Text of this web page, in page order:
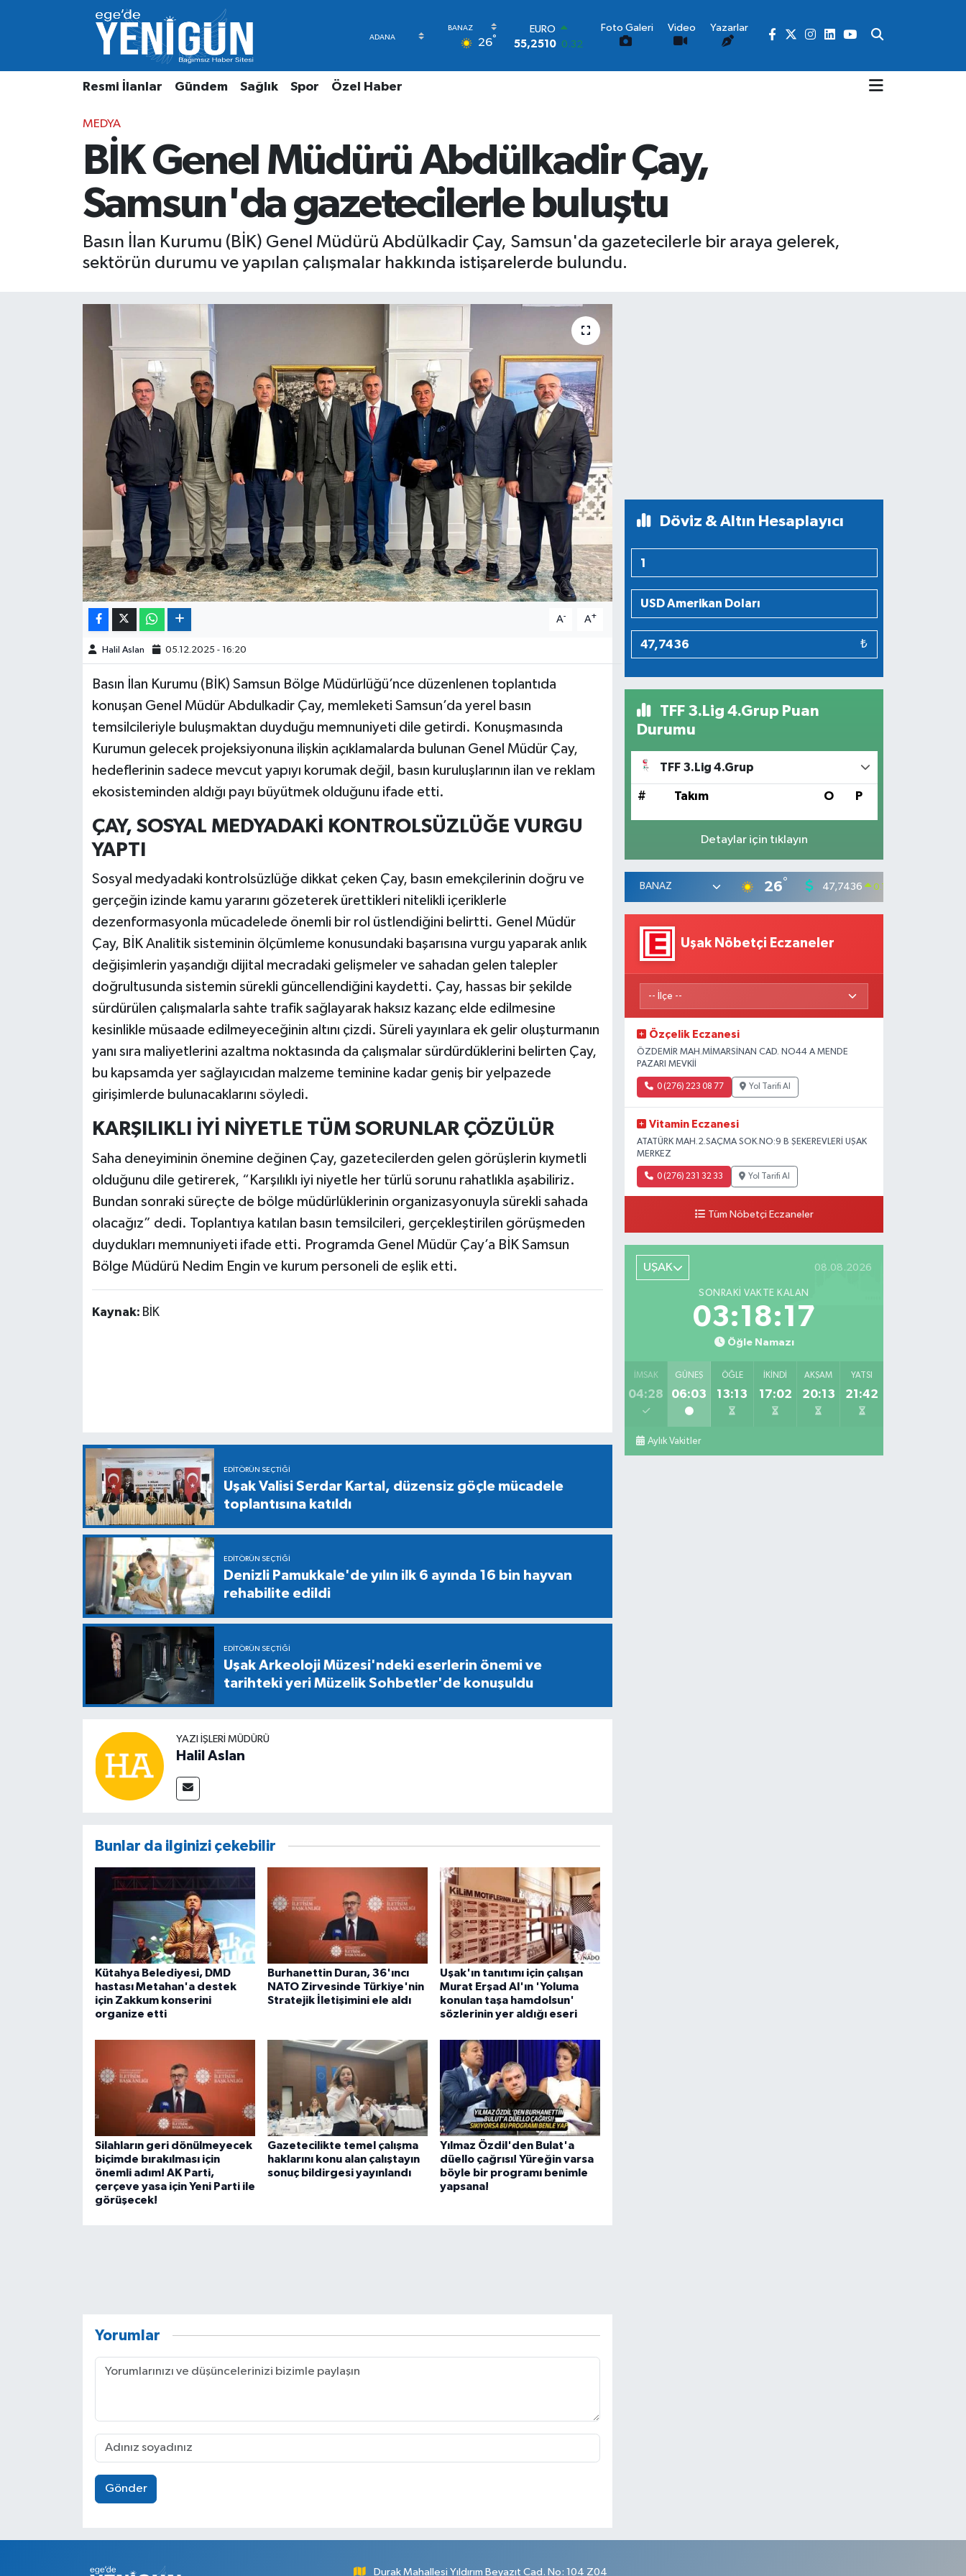
26°
STERLİN
64,4811 0.38
6660.55 0.03
47,7436 0.18
55,2510
0.32
Foto Galeri Video Yazarlar
Resmi İlanlar Gündem Sağlık Spor Özel Haber
MEDYA
BİK Genel Müdürü Abdülkadir Çay,
Samsun'da gazetecilerle buluştu
Basın İlan Kurumu (BİK) Genel Müdürü Abdülkadir Çay, Samsun'da gazetecilerle bir araya gelerek,
sektörün durumu ve yapılan çalışmalar hakkında istişarelerde bulundu.
A- A+
Halil Aslan 05.12.2025 - 16:20
Basın İlan Kurumu (BİK) Samsun Bölge Müdürlüğü’nce düzenlenen toplantıda
konuşan Genel Müdür Abdulkadir Çay, memleketi Samsun’da yerel basın
temsilcileriyle buluşmaktan duyduğu memnuniyeti dile getirdi. Konuşmasında
Kurumun gelecek projeksiyonuna ilişkin açıklamalarda bulunan Genel Müdür Çay,
hedeflerinin sadece mevcut yapıyı korumak değil, basın kuruluşlarının ilan ve reklam
ekosisteminden aldığı payı büyütmek olduğunu ifade etti.
ÇAY, SOSYAL MEDYADAKİ KONTROLSÜZLÜĞE VURGU
YAPTI
Sosyal medyadaki kontrolsüzlüğe dikkat çeken Çay, basın emekçilerinin doğru ve
gerçeğin izinde kamu yararını gözeterek ürettikleri nitelikli içeriklerle
dezenformasyonla mücadelede önemli bir rol üstlendiğini belirtti. Genel Müdür
Çay, BİK Analitik sisteminin ölçümleme konusundaki başarısına vurgu yaparak anlık
değişimlerin yaşandığı dijital mecradaki gelişmeler ve sahadan gelen talepler
doğrultusunda sistemin sürekli güncellendiğini kaydetti. Çay, hassas bir şekilde
sürdürülen çalışmalarla sahte trafik sağlayarak haksız kazanç elde edilmesine
kesinlikle müsaade edilmeyeceğinin altını çizdi. Süreli yayınlara ek gelir oluşturmanın
yanı sıra maliyetlerini azaltma noktasında da çalışmalar sürdürdüklerini belirten Çay,
bu kapsamda yer sağlayıcıdan malzeme teminine kadar geniş bir yelpazede
girişimlerde bulunacaklarını söyledi.
KARŞILIKLI İYİ NİYETLE TÜM SORUNLAR ÇÖZÜLÜR
Saha deneyiminin önemine değinen Çay, gazetecilerden gelen görüşlerin kıymetli
olduğunu dile getirerek, “Karşılıklı iyi niyetle her türlü sorunu rahatlıkla aşabiliriz.
Bundan sonraki süreçte de bölge müdürlüklerinin organizasyonuyla sürekli sahada
olacağız” dedi. Toplantıya katılan basın temsilcileri, gerçekleştirilen görüşmeden
duydukları memnuniyeti ifade etti. Programda Genel Müdür Çay’a BİK Samsun
Bölge Müdürü Nedim Engin ve kurum personeli de eşlik etti.
Kaynak: BİK
EDITÖRÜN SEÇTIĞI
Uşak Valisi Serdar Kartal, düzensiz göçle mücadele
toplantısına katıldı
EDITÖRÜN SEÇTIĞI
Denizli Pamukkale'de yılın ilk 6 ayında 16 bin hayvan
rehabilite edildi
EDITÖRÜN SEÇTIĞI
Uşak Arkeoloji Müzesi'ndeki eserlerin önemi ve
tarihteki yeri Müzelik Sohbetler'de konuşuldu
YAZI İŞLERİ MÜDÜRÜ
Halil Aslan
Bunlar da ilginizi çekebilir
Kütahya Belediyesi, DMD
hastası Metahan'a destek
için Zakkum konserini
organize etti
Burhanettin Duran, 36'ıncı
NATO Zirvesinde Türkiye'nin
Stratejik İletişimini ele aldı
Uşak'ın tanıtımı için çalışan
Murat Erşad Al'ın 'Yoluma
konulan taşa hamdolsun'
sözlerinin yer aldığı eseri
Silahların geri dönülmeyecek
biçimde bırakılması için
önemli adım! AK Parti,
çerçeve yasa için Yeni Parti ile
görüşecek!
Gazetecilikte temel çalışma
haklarını konu alan çalıştayın
sonuç bildirgesi yayınlandı
Yılmaz Özdil'den Bulat'a
düello çağrısı! Yüreğin varsa
böyle bir programı benimle
yapsana!
Yorumlar
Gönder
Döviz & Altın Hesaplayıcı
₺
TFF 3.Lig 4.Grup Puan
Durumu
TFF 3.Lig 4.Grup
# Takım O P
Detaylar için tıklayın
26° 47,7436 0.18
Uşak Nöbetçi Eczaneler
Özçelik Eczanesi
ÖZDEMİR MAH.MİMARSİNAN CAD. NO44 A MENDE
PAZARI MEVKİİ
0 (276) 223 08 77 Yol Tarifi Al
Vitamin Eczanesi
ATATÜRK MAH.2.SAÇMA SOK.NO:9 B ŞEKEREVLERİ UŞAK
MERKEZ
0 (276) 231 32 33 Yol Tarifi Al
Tüm Nöbetçi Eczaneler
UŞAK 08.08.2026
SONRAKI VAKTE KALAN
03:18:16
Öğle Namazı
İMSAK
04:28
GÜNEŞ
06:03
ÖĞLE
13:13
İKINDI
17:02
AKŞAM
20:13
YATSI
21:42
Aylık Vakitler
Durak Mahallesi Yıldırım Beyazıt Cad. No: 104 Z04
Resmi İlanlar
Gündem
Özel Haber
Beyoğlu Nöbetçi Eczaneler
Beyoğlu Hava Durumu
Beyoğlu Trafik Yoğunluk Haritası
Süper Lig Puan Durumu ve Fikstür
Tüm Manşetler
Son Dakika Haberleri